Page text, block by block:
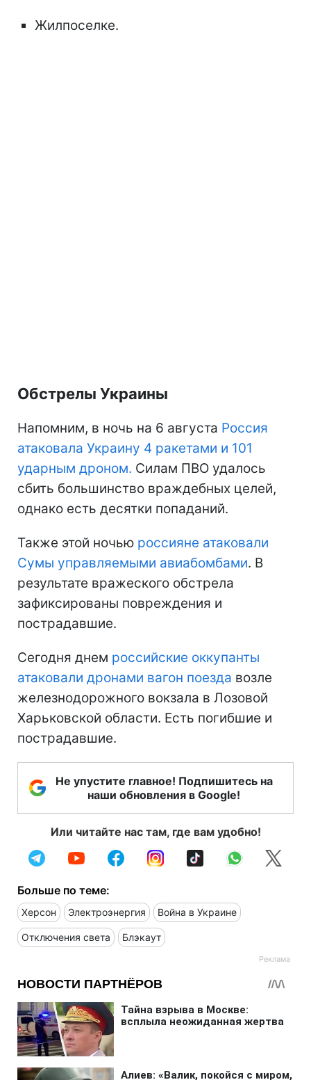
Жилпоселке.
Обстрелы Украины
Напомним, в ночь на 6 августа Россия
атаковала Украину 4 ракетами и 101
ударным дроном. Силам ПВО удалось
сбить большинство враждебных целей,
однако есть десятки попаданий.
Также этой ночью россияне атаковали
Сумы управляемыми авиабомбами. В
результате вражеского обстрела
зафиксированы повреждения и
пострадавшие.
Сегодня днем российские оккупанты
атаковали дронами вагон поезда возле
железнодорожного вокзала в Лозовой
Харьковской области. Есть погибшие и
пострадавшие.
Не упустите главное! Подпишитесь на
наши обновления в Google!
Или читайте нас там, где вам удобно!
Больше по теме:
Херсон Электроэнергия Война в Украине
Отключения света Блэкаут